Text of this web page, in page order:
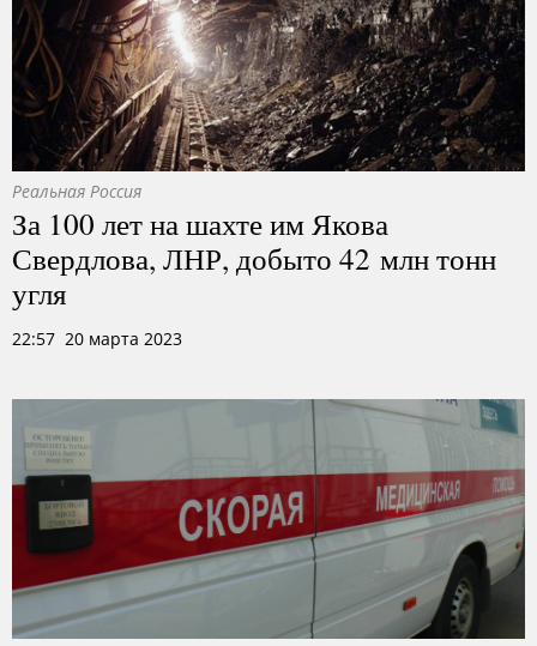
Реальная Россия
За 100 лет на шахте им Якова
Свердлова, ЛНР, добыто 42 млн тонн
угля
22:57 20 марта 2023